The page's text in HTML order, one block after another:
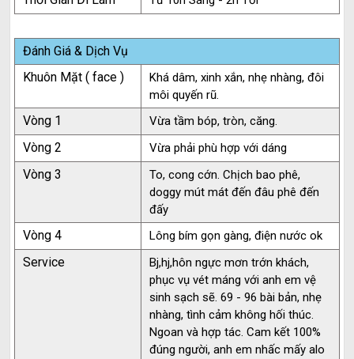
Đánh Giá & Dịch Vụ
Khuôn Mặt ( face )
Khá dâm, xinh xắn, nhẹ nhàng, đôi
môi quyến rũ.
Vòng 1 Vừa tầm bóp, tròn, căng.
Vòng 2 Vừa phải phù hợp với dáng
Vòng 3
To, cong cớn. Chịch bao phê,
doggy mút mát đến đâu phê đến
đấy
Vòng 4 Lông bím gọn gàng, điện nước ok
Service
Bj,hj,hôn ngực mơn trớn khách,
phục vụ vét máng với anh em vệ
sinh sạch sẽ. 69 - 96 bài bản, nhẹ
nhàng, tình cảm không hối thúc.
Ngoan và hợp tác. Cam kết 100%
đúng người, anh em nhấc mấy alo